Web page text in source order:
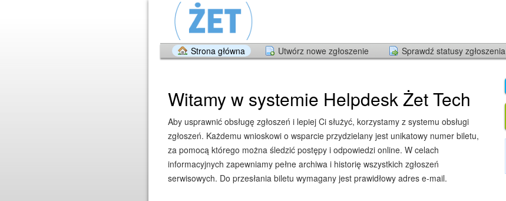
Strona główna Utwórz nowe zgłoszenie Sprawdź statusy zgłoszenia
Witamy w systemie Helpdesk Żet Tech
Aby usprawnić obsługę zgłoszeń i lepiej Ci służyć, korzystamy z systemu obsługi
zgłoszeń. Każdemu wnioskowi o wsparcie przydzielany jest unikatowy numer biletu,
za pomocą którego można śledzić postępy i odpowiedzi online. W celach
informacyjnych zapewniamy pełne archiwa i historię wszystkich zgłoszeń
serwisowych. Do przesłania biletu wymagany jest prawidłowy adres e-mail.